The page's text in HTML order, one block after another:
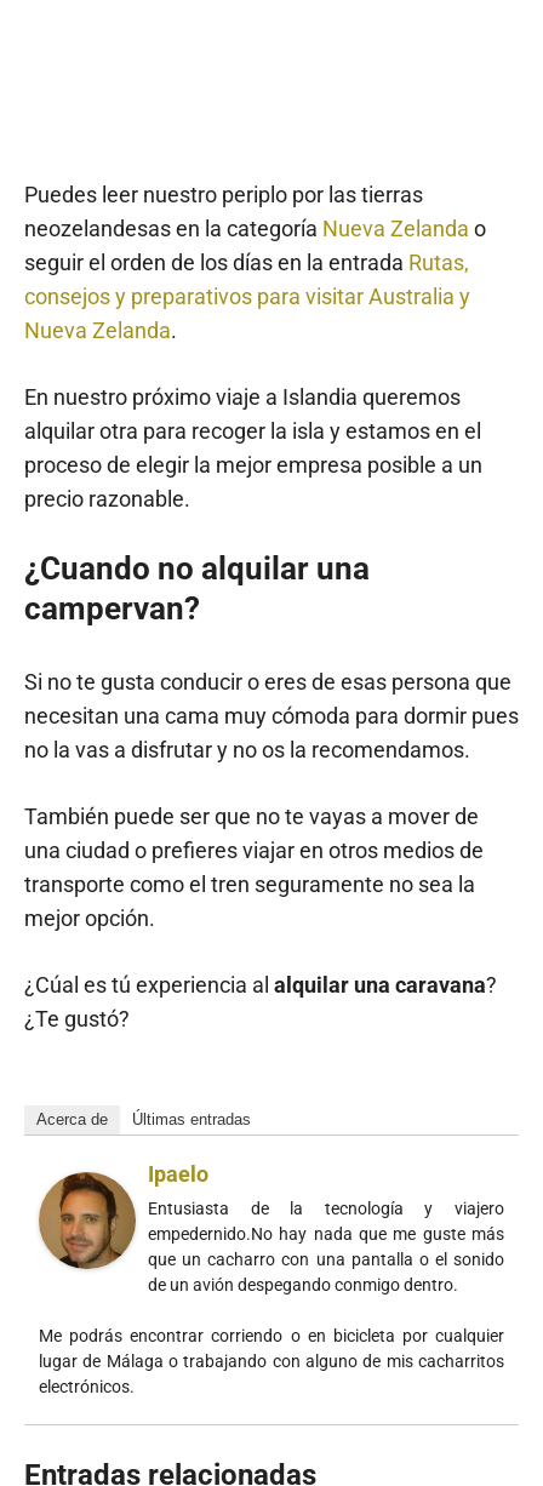
Puedes leer nuestro periplo por las tierras
neozelandesas en la categoría Nueva Zelanda o
seguir el orden de los días en la entrada Rutas,
consejos y preparativos para visitar Australia y
Nueva Zelanda.
En nuestro próximo viaje a Islandia queremos
alquilar otra para recoger la isla y estamos en el
proceso de elegir la mejor empresa posible a un
precio razonable.
¿Cuando no alquilar una
campervan?
Si no te gusta conducir o eres de esas persona que
necesitan una cama muy cómoda para dormir pues
no la vas a disfrutar y no os la recomendamos.
También puede ser que no te vayas a mover de
una ciudad o prefieres viajar en otros medios de
transporte como el tren seguramente no sea la
mejor opción.
¿Cúal es tú experiencia al alquilar una caravana?
¿Te gustó?
Acerca de Últimas entradas
Ipaelo
Entusiasta de la tecnología y viajero
empedernido.No hay nada que me guste más
que un cacharro con una pantalla o el sonido
de un avión despegando conmigo dentro.
Me podrás encontrar corriendo o en bicicleta por cualquier
lugar de Málaga o trabajando con alguno de mis cacharritos
electrónicos.
Entradas relacionadas